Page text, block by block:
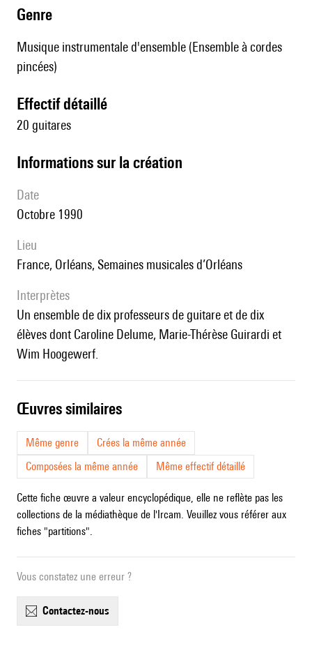
genre
Musique instrumentale d'ensemble (Ensemble à cordes
pincées)
effectif détaillé
20 guitares
informations sur la création
date
Octobre 1990
lieu
France, Orléans, Semaines musicales d’Orléans
interprètes
un ensemble de dix professeurs de guitare et de dix
élèves dont Caroline Delume, Marie-Thérèse Guirardi et
Wim Hoogewerf.
œuvres similaires
Même genre
Crées la même année
Composées la même année
Même effectif détaillé
Cette fiche œuvre a valeur encyclopédique, elle ne reflète pas les
collections de la médiathèque de l'Ircam. Veuillez vous référer aux
fiches "partitions".
Vous constatez une erreur ?
contactez-nous